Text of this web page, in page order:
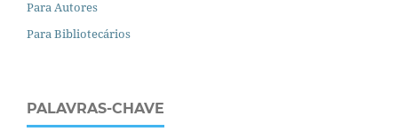
Para Autores
Para Bibliotecários
PALAVRAS-CHAVE